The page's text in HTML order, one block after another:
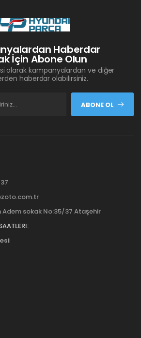
Haberdar
İçin Abone Olun
olarak kampanyalardan ve diğer
haberdar olabilirsiniz.
ABONE OL
Adem sokak No:35/37 Ataşehir